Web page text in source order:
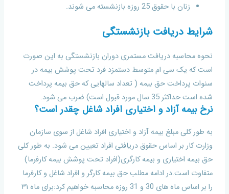
زنان با حقوق 25 روزه بازنشسته می شوند.
شرایط دریافت بازنشستگی
نحوه محاسبه دریافت مستمری دوران بازنشستگی به این صورت
است که یک سی ام متوسط دستمزد فرد تحت پوشش بیمه در
سنوات پرداخت حق بیمه ( تعداد سالهایی که حق بیمه پرداخت
شده است حداکثر 35 سال مورد قبول است) ضرب می شود.
نرخ بیمه آزاد و اختیاری افراد شاغل چقدر است؟
به طور کلی مبلغ بیمه آزاد و اختیاری افراد شاغل از سوی سازمان
وزارت کار بر اساس حقوق دریافتی افراد تعیین می شود. به طور کلی
حق بیمه اختیاری و بیمه کارگری(افراد تحت پوشش بیمه کارفرما)
متفاوت است.در ادامه مطلب حق بیمه کارگر و افراد شاغل و کارفرما
را بر اساس ماه های 30 و 31 روزه محاسبه خواهیم کرد:برای ماه ۳۱